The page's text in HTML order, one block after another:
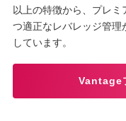
以上の特徴から、プレ
つ適正なレバレッジ管理
しています。
Vantage